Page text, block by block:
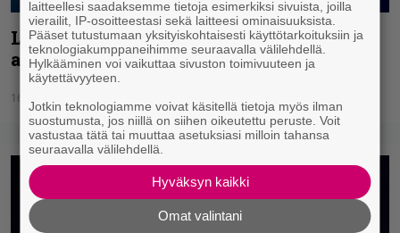
Lisää tietoa Amorphisin uudesta
albumista – myös kiertuepäivät selvillä
16.06.2015
laitteellesi saadaksemme tietoja esimerkiksi sivuista, joilla
vierailit, IP-osoitteestasi sekä laitteesi ominaisuuksista.
Pääset tutustumaan yksityiskohtaisesti käyttötarkoituksiin ja
teknologiakumppaneihimme seuraavalla välilehdellä.
Hylkääminen voi vaikuttaa sivuston toimivuuteen ja
käytettävyyteen.
Jotkin teknologiamme voivat käsitellä tietoja myös ilman
suostumusta, jos niillä on siihen oikeutettu peruste. Voit
vastustaa tätä tai muuttaa asetuksiasi milloin tahansa
seuraavalla välilehdellä.
Hyväksyn kaikki
Omat valintani